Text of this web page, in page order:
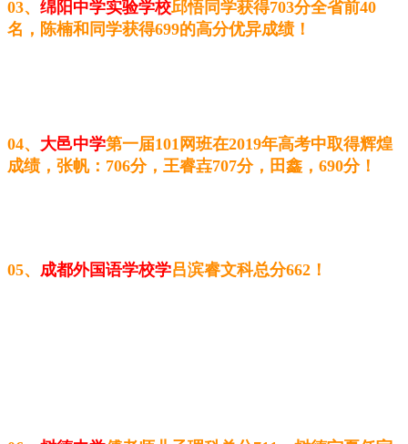
03、 绵阳中学实验学校邱悟同学获得703分全省前40
名，陈楠和同学获得699的高分优异成绩！
04、 大邑中学第一届101网班在2019年高考中取得辉煌
成绩，张帆：706分，王睿壵707分，田鑫，690分！
05、 成都外国语学校学吕滨睿文科总分662 ！